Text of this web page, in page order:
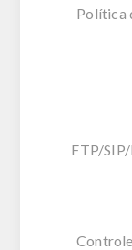
Política
FTP/